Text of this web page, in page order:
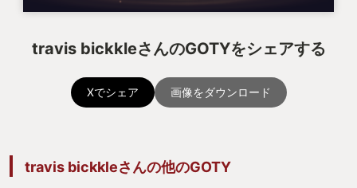
travis bickkleさんのGOTYをシェアする
Xでシェア 画像をダウンロード
travis bickkleさんの他のGOTY